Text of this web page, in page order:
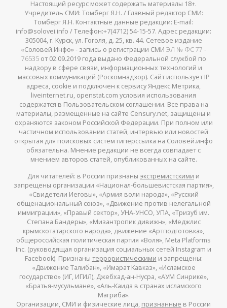
Настоящий ресурс может содержать материалы 18+.
Учредитель СМИ: Томберг Я.Н. / Главный редактор СМИ:
Томберг Я.Н. Контактные данные редакции: E-mail:
info@solovei.info / Телефон:+7(4712) 54-15-57. Адрес редакции:
305004, г. Курск, ул. Гоголя, д. 25, кв. 44. Сетевое издание
«Соловей.Инфо» - запись о регистрации СМИ ЭЛ № ФС 77 -
76535от 02.09.2019 года выдано Федеральной службой по
надзору в сфере связи, информационных технологий и
массовых коммуникаций (Роскомнадзор). Сайт использует IP
адреса, cookie и подключен к сервису Яндекс.Метрика,
liveinternet.ru, openstat.com условия использования
содержатся в Пользовательском соглашении. Все права на
материалы, размещенные на сайте Censury.net, защищены и
охраняются законом Российской Федерации. При полном или
частичном использовании статей, интервью или новостей
открытая для поисковых систем гиперссылка на Соловей.инфо
обязательна. Мнение редакции не всегда совпадает с
мнением авторов статей, опубликованных на сайте.
Для читателей: в России признаны экстремистскими и
запрещены организации «Национал-большевистская партия»,
«Свидетели Иеговы», «Армия воли народа», «Русский
общенациональный союз», «Движение против нелегальной
иммиграции», «Правый сектор», УНА-УНСО, УПА, «Тризуб им.
Степана Бандеры», «Мизантропик дивижн», «Меджлис
крымскотатарского народа», движение «Артподготовка»,
общероссийская политическая партия «Воля», Meta Platforms
Inc. (руководящая организация социальных сетей Instagram и
Facebook). Признаны террористическими и запрещены:
«Движение Талибан», «Имарат Кавказ», «Исламское
государство» (ИГ, ИГИЛ), Джебхад-ан-Нусра, «АУМ Синрике»,
«Братья-мусульмане», «Аль-Каида в странах исламского
Магриба».
Организации, СМИ и физические лица, признанные в России